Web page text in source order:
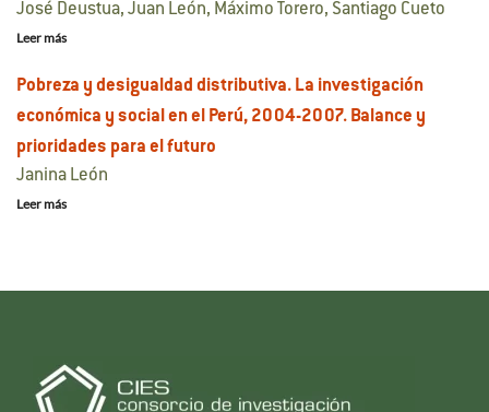
José Deustua, Juan León, Máximo Torero, Santiago Cueto
Leer más
Pobreza y desigualdad distributiva. La investigación
económica y social en el Perú, 2004-2007. Balance y
prioridades para el futuro
Janina León
Leer más